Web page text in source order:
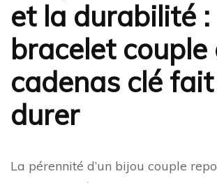
et la durabilité :
bracelet couple
cadenas clé
durer
La pérennité d’un bijou couple